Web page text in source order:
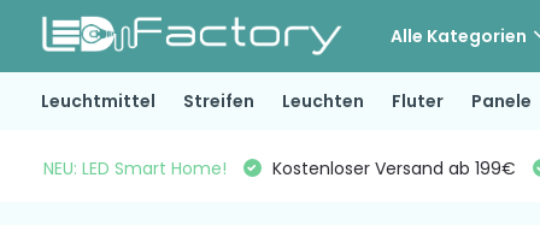
Alle Kategorien
Leuchtmittel Streifen Leuchten Fluter Panele
NEU: LED Smart Home! Kostenloser Versand ab 199€